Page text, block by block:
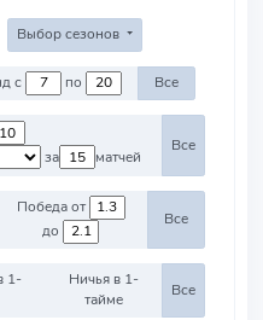
Выбор сезонов
Против команд с по Все
за
матчей
Все
Победа от
до
Все
1-
Ничья в 1-
тайме
Все